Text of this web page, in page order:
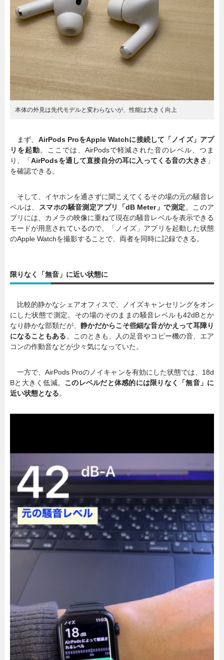
本体の外見は先代モデルと変わらないが、性能は大きく向上
まず、 AirPods ProをApple Watchに接続して「ノイズ」アプ
リを起動。ここでは、AirPodsで軽減された音のレベル、つま
り、「AirPodsを通して直接自分の耳に入ってくる音の大きさ 」
を確認できる。
そして、イヤホンを通さずに聞こえてくるその場の元の騒音レ
ベルは、
スマホの騒音測定アプリ「dB Meter」で測定 。このア
プリには、カメラの映像に重ねて現在の騒音レベルを表示できる
モードが用意されているので、「ノイズ」アプリを起動した状態
のApple Watchを撮影することで、両者を同時に記録できる。
限りなく「無音」に近い状態に
比較的静かなシェアオフィスで、ノイズキャンセリングをオン
にした状態で測定。その場のそのままの騒音レベルも42dBとか
なり静かな部類だが、 静かだからこそ些細な音がかえって耳障り
になることもある 。このときも、人の足音やコピー機の音、エア
コンの作動音などが少々気になっていた。
一方で、AirPods Proのノイキャンを有効にした状態では、18d
Bと大きく低減。 このレベルだと体感的には限りなく「無音」に
近い状態となる。